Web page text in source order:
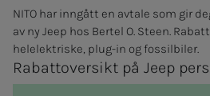
NITO har inngått en avtale som gir
av ny Jeep hos Bertel O. Steen.
helelektriske, plug-in og fossilbiler.
Rabattoversikt på Jeep